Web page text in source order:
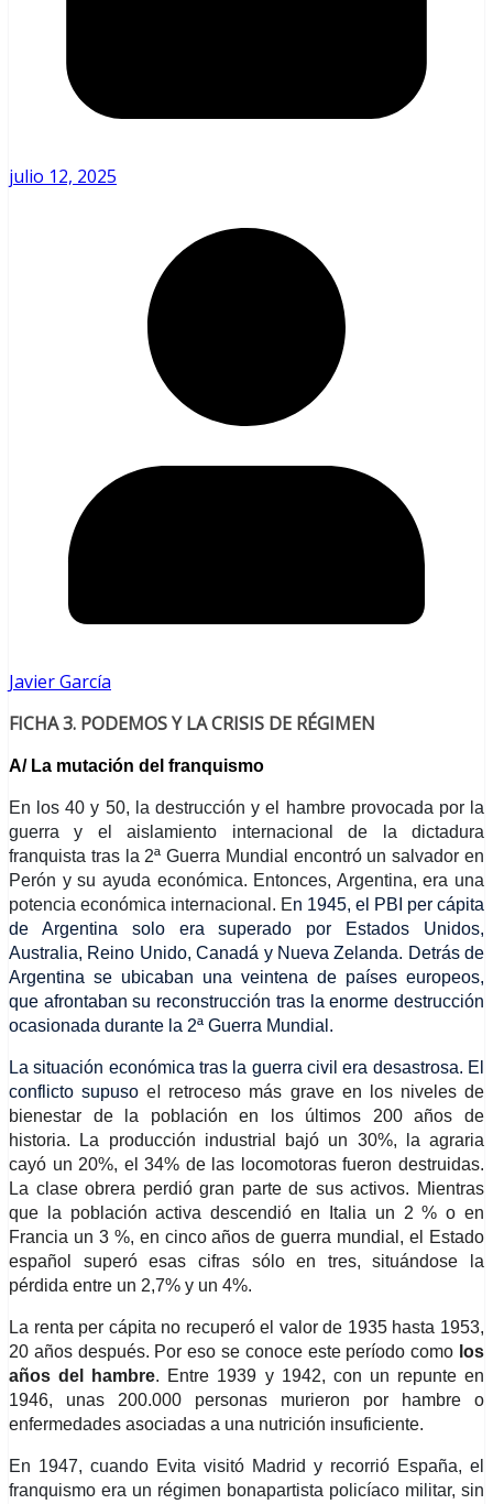
julio 12, 2025
Javier García
FICHA 3. PODEMOS Y LA CRISIS DE RÉGIMEN
A/ La mutación del franquismo
En los 40 y 50, la destrucción y el hambre provocada por la
guerra y el aislamiento internacional de la dictadura
franquista tras la 2ª Guerra Mundial encontró un salvador en
Perón y su ayuda económica. Entonces, Argentina, era una
potencia económica internacional. En 1945, el PBI per cápita
de Argentina solo era superado por Estados Unidos,
Australia, Reino Unido, Canadá y Nueva Zelanda. Detrás de
Argentina se ubicaban una veintena de países europeos,
que afrontaban su reconstrucción tras la enorme destrucción
ocasionada durante la 2ª Guerra Mundial.
La situación económica tras la guerra civilera desastrosa. El
conflictosupuso el retroceso más grave en los niveles de
bienestar de la población en los últimos 200 años de
historia.
La producción industrial bajó un 30%, la agraria
cayó un 20%, el 34% de las locomotoras fueron destruidas.
La clase obrera perdió gran parte de sus activos. Mientras
que la población activa descendió en
Italia un 2 % oen
Francia un 3 %, en cinco años de guerra mundial, el Estado
español superó esas cifras sólo en tres, situándose la
pérdida entre un 2,7% y un 4%.
La renta per cápita no recuperó el valor de 1935 hasta 1953,
20 años después. Por eso se conoce este período como los
años del hambre. Entre 1939 y 1942, con un repunte en
1946, unas 200.000 personas murieron por hambre o
enfermedades asociadas a una nutrición insuficiente.
En 1947, cuando Evita visitó Madrid y recorrió España, el
franquismo era un régimen bonapartista policíaco militar, sin